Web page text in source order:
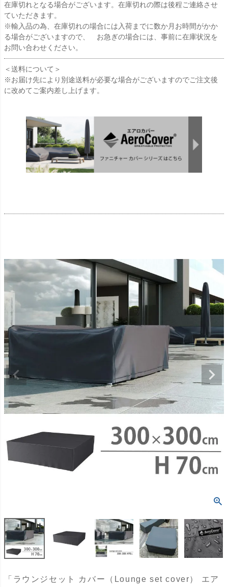
在庫切れとなる場合がございます。在庫切れの際は後程ご連絡させ
ていただきます。
※輸入品の為、在庫切れの場合には入荷までに数か月お時間がかか
る場合がございますので、 お急ぎの場合には、事前に在庫状況を
お問い合わせください。
＜送料について＞
※お届け先により別途送料が必要な場合がございますのでご注文後
に改めてご案内差し上げます。
「ラウンジセット カバー（Lounge set cover） エア